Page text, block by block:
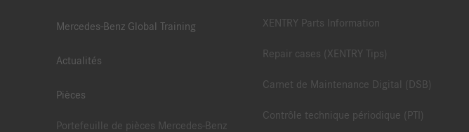
Mercedes-Benz Global Training
Actualités
Pièces
Portefeuille de pièces Mercedes-Benz
XENTRY Parts Information
Repair cases (XENTRY Tips)
Carnet de Maintenance Digital (DSB)
Contrôle technique périodique (PTI)